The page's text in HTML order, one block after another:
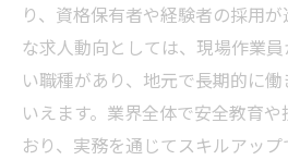
り、資格保有者や経験者の採用
な求人動向としては、現場作業
い職種があり、地元で長期的に
いえます。業界全体で安全教育
おり、実務を通じてスキルアップ